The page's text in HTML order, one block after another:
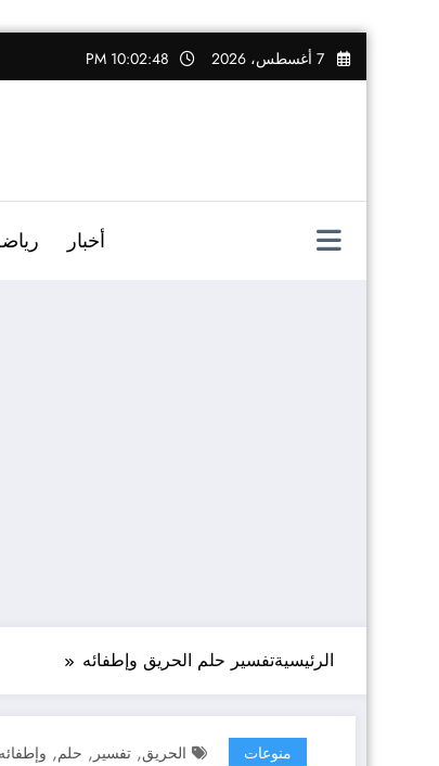
التجاوز
إلى
7 أغسطس، 2026 10:02:49 PM
أخبار
الرئيسيةتفسير حلم الحريق وإطفائه
منوعات الحريق, تفسير , حلم, وإطفائه